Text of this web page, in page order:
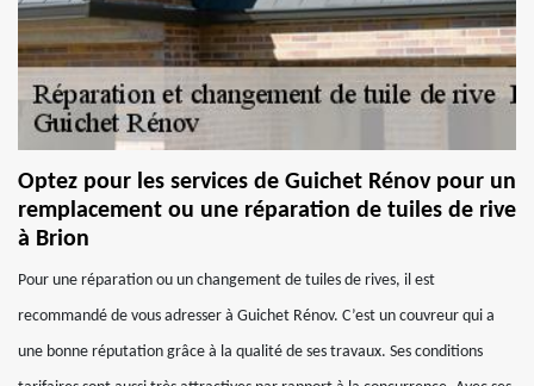
Optez pour les services de Guichet Rénov pour un
remplacement ou une réparation de tuiles de rive
à Brion
Pour une réparation ou un changement de tuiles de rives, il est
recommandé de vous adresser à Guichet Rénov. C’est un couvreur qui a
une bonne réputation grâce à la qualité de ses travaux. Ses conditions